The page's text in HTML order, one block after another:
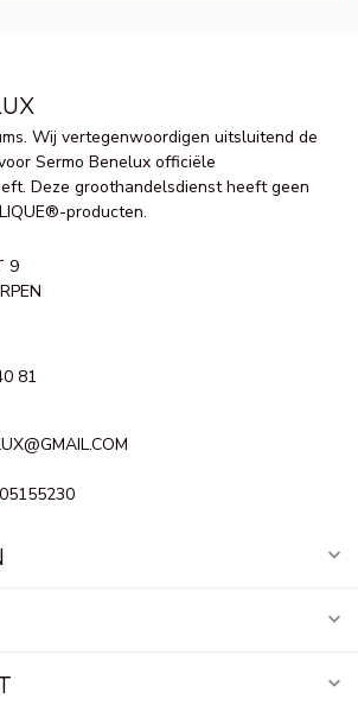
Wij vertegenwoordigen uitsluitend de
Sermo Benelux officiële
Deze groothandelsdienst heeft geen
producten.
9
81